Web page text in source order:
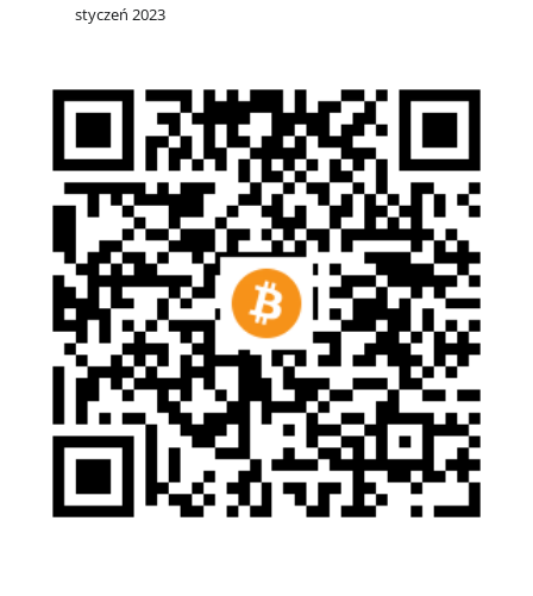
styczeń 2023